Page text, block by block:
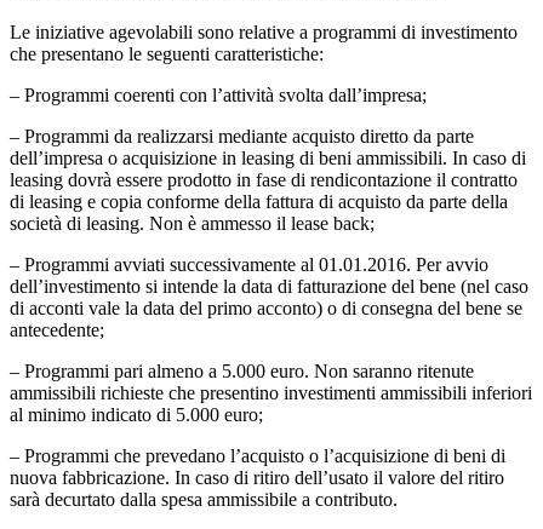
Le iniziative agevolabili sono relative a programmi di investimento
che presentano le seguenti caratteristiche:
– Programmi coerenti con l’attività svolta dall’impresa;
– Programmi da realizzarsi mediante acquisto diretto da parte
dell’impresa o acquisizione in leasing di beni ammissibili. In caso di
leasing dovrà essere prodotto in fase di rendicontazione il contratto
di leasing e copia conforme della fattura di acquisto da parte della
società di leasing. Non è ammesso il lease back;
– Programmi avviati successivamente al 01.01.2016. Per avvio
dell’investimento si intende la data di fatturazione del bene (nel caso
di acconti vale la data del primo acconto) o di consegna del bene se
antecedente;
– Programmi pari almeno a 5.000 euro. Non saranno ritenute
ammissibili richieste che presentino investimenti ammissibili inferiori
al minimo indicato di 5.000 euro;
– Programmi che prevedano l’acquisto o l’acquisizione di beni di
nuova fabbricazione. In caso di ritiro dell’usato il valore del ritiro
sarà decurtato dalla spesa ammissibile a contributo.